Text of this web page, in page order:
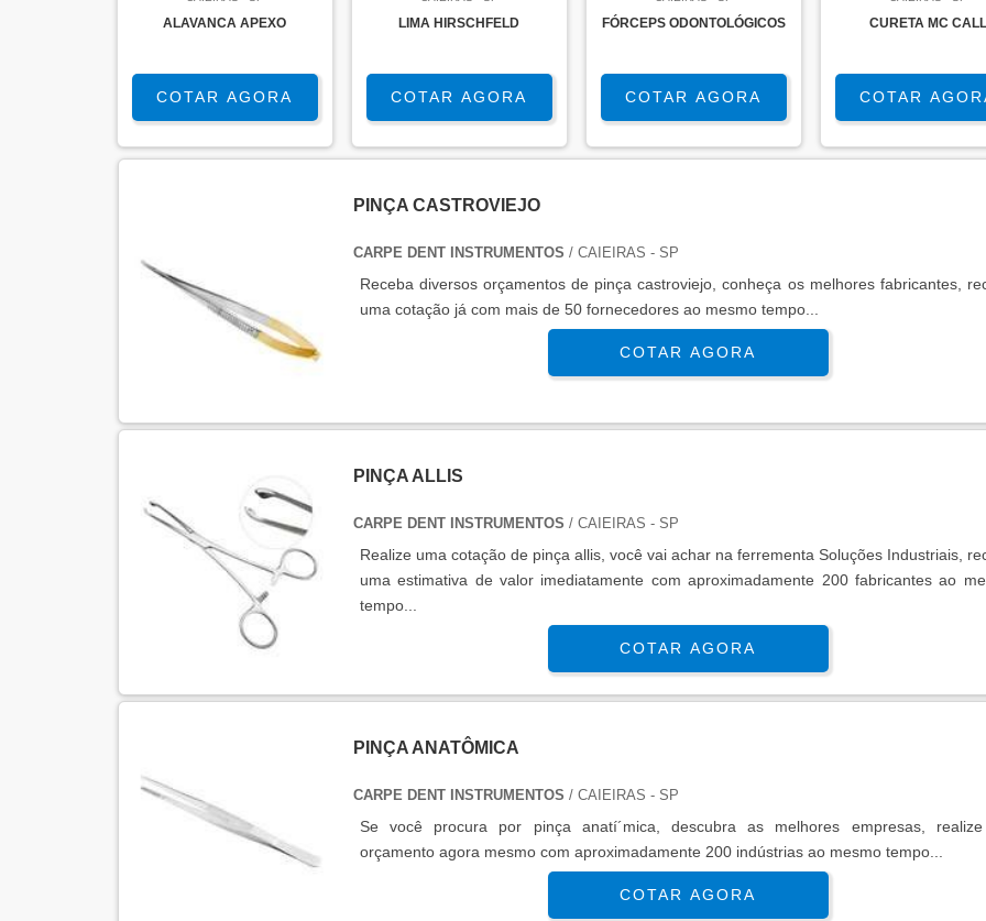
ALAVANCA APEXO
COTAR AGORA
LIMA HIRSCHFELD
COTAR AGORA
FÓRCEPS ODONTOLÓGICOS
COTAR AGORA
CURETA MC CALL
COTAR
PINÇA CASTROVIEJO
CARPE DENT INSTRUMENTOS / CAIEIRAS - SP
Receba diversos orçamentos de pinça castroviejo, conheça os melhores fabricantes,
uma cotação já com mais de 50 fornecedores ao mesmo tempo...
COTAR AGORA
PINÇA ALLIS
CARPE DENT INSTRUMENTOS / CAIEIRAS - SP
Realize uma cotação de pinça allis, você vai achar na ferrementa Soluções Industriais,
uma estimativa de valor imediatamente com aproximadamente 200 fabricantes ao
tempo...
COTAR AGORA
PINÇA ANATÔMICA
CARPE DENT INSTRUMENTOS / CAIEIRAS - SP
Se você procura por pinça anatí´mica, descubra as melhores empresas,
orçamento agora mesmo com aproximadamente 200 indústrias ao mesmo tempo...
COTAR AGORA